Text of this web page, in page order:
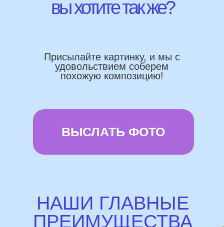
Работаем напрямую, без посредника
Предоставляем гарантию полета
Бонусы и скидки постоянным